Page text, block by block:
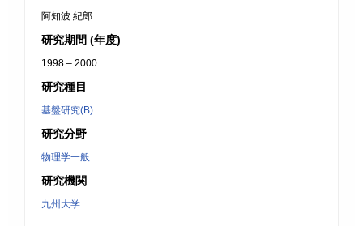
阿知波 紀郎
研究期間 (年度)
1998 – 2000
研究種目
基盤研究(B)
研究分野
物理学一般
研究機関
九州大学